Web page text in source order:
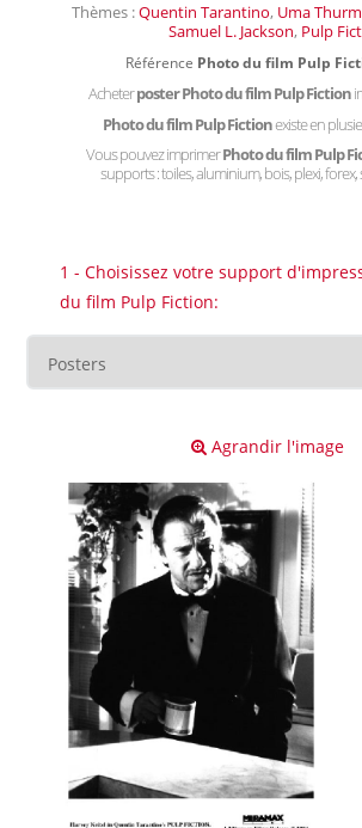
Thèmes :Quentin Tarantino, Uma
Samuel L. Jackson, Pulp
Référence Photo du film Pulp
Acheterposter Photo du film Pulp Fiction
Photo du film Pulp Fictionexiste en
Vous pouvez imprimerPhoto du film Pulp
supports : toiles, aluminium, bois, plexi,
1 - Choisissez votre support
du film Pulp Fiction:
Agrandir l'image